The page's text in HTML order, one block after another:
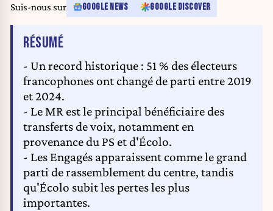
Suis-nous sur GOOGLE NEWS GOOGLE DISCOVER
RÉSUMÉDE L'ARTICLE
- Un record historique : 51 % des électeurs
francophones ont changé de parti entre 2019
et 2024.
- Le MR est le principal bénéficiaire des
transferts de voix, notamment en
provenance du PS et d'Écolo.
- Les Engagés apparaissent comme le grand
parti de rassemblement du centre, tandis
qu'Écolo subit les pertes les plus
importantes.